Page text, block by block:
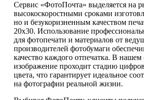
Сервис «ФотоПочта» выделяется на
высокоскоростными сроками
но и безукоризненным качеством
20х30. Использование
для фотопечати и материалов от
производителей фотобумаги
качество каждого отпечатка. В нашем
изображение проходит стадию
цвета, что гарантирует идеальное
на фотографии реальной жизни.